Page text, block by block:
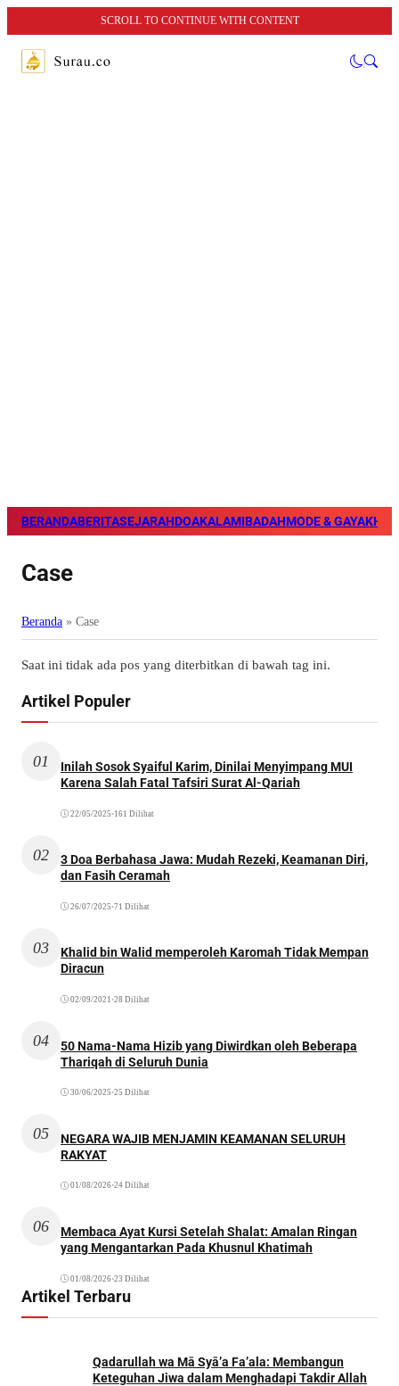
SCROLL TO CONTINUE WITH CONTENT
BERANDABERITASEJARAHDOAKALAMIBADAHMODE & GAYA
Case
Beranda » Case
Saat ini tidak ada pos yang diterbitkan di bawah tag ini.
Artikel Populer
01
Inilah Sosok Syaiful Karim, Dinilai Menyimpang MUI
Karena Salah Fatal Tafsiri Surat Al-Qariah
22/05/2025 •161 Dilihat
02
3 Doa Berbahasa Jawa: Mudah Rezeki, Keamanan Diri,
dan Fasih Ceramah
26/07/2025 •71 Dilihat
03
Khalid bin Walid memperoleh Karomah Tidak Mempan
Diracun
02/09/2021 •28 Dilihat
04
50 Nama-Nama Hizib yang Diwirdkan oleh Beberapa
Thariqah di Seluruh Dunia
30/06/2025 •25 Dilihat
05
NEGARA WAJIB MENJAMIN KEAMANAN SELURUH
RAKYAT
01/08/2026•24 Dilihat
06
Membaca Ayat Kursi Setelah Shalat: Amalan Ringan
yang Mengantarkan Pada Khusnul Khatimah
01/08/2026•23 Dilihat
Artikel Terbaru
Qadarullah wa Mā Syā’a Fa’ala: Membangun
Keteguhan Jiwa dalam Menghadapi Takdir Allah